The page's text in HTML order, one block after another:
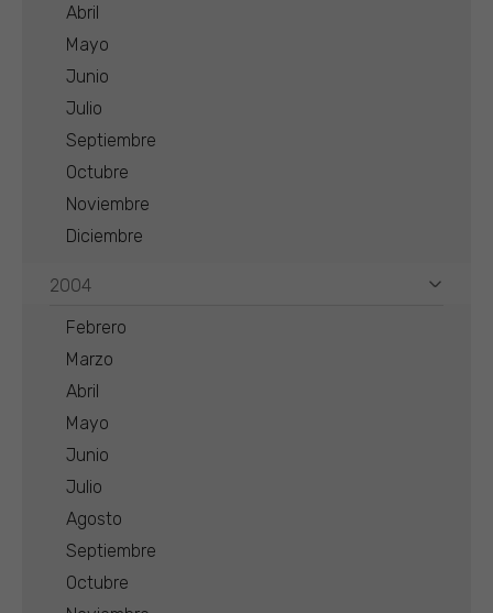
Abril
Mayo
Junio
Julio
Septiembre
Octubre
Noviembre
Diciembre
2004
Febrero
Marzo
Abril
Mayo
Junio
Julio
Agosto
Septiembre
Octubre